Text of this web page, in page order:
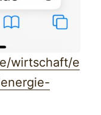
wirtschaft/e